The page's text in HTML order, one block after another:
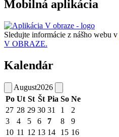
Mobilná aplikácia
Sledujte informácie z nášho webu v
V OBRAZE.
Kalendár
August2026
Po Ut St Št Pia So Ne
27 28 29 30 31 1
2
3
4 5 6 7 8
9
10 11 12 13 14 15 16